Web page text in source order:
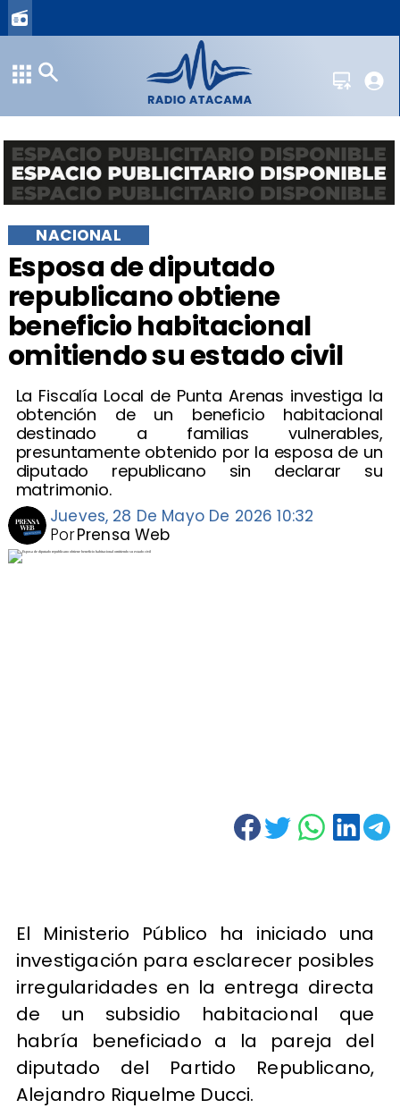
Esposa de diputado
republicano obtiene
beneficio habitacional
omitiendo su estado civil
La Fiscalía Local de Punta Arenas investiga la
obtención de un beneficio habitacional
destinado a familias vulnerables,
presuntamente obtenido por la esposa de un
diputado republicano sin declarar su
matrimonio.
NACIONAL
Jueves, 28 De Mayo De 2026 10:32
Prensa Web
Por
El Ministerio Público ha iniciado una
investigación para esclarecer posibles
irregularidades en la entrega directa
de un subsidio habitacional que
habría beneficiado a la pareja del
diputado del Partido Republicano,
Alejandro Riquelme Ducci.